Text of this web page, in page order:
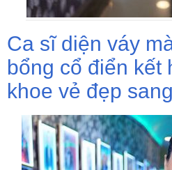
Ca sĩ diện váy
bổng cổ điển kết
khoe vẻ đẹp